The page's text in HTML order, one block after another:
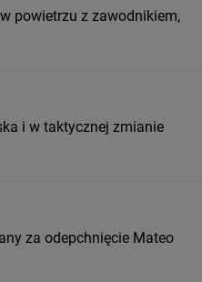
powietrzu z zawodnikiem,
i w taktycznej zmianie
za odepchnięcie Mateo